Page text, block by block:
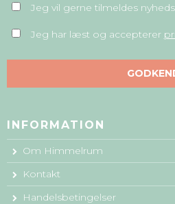
Jeg vil gerne tilmeldes
Jeg har læst og accepterer
INFORMATION
Om Himmelrum
Kontakt
Handelsbetingelser